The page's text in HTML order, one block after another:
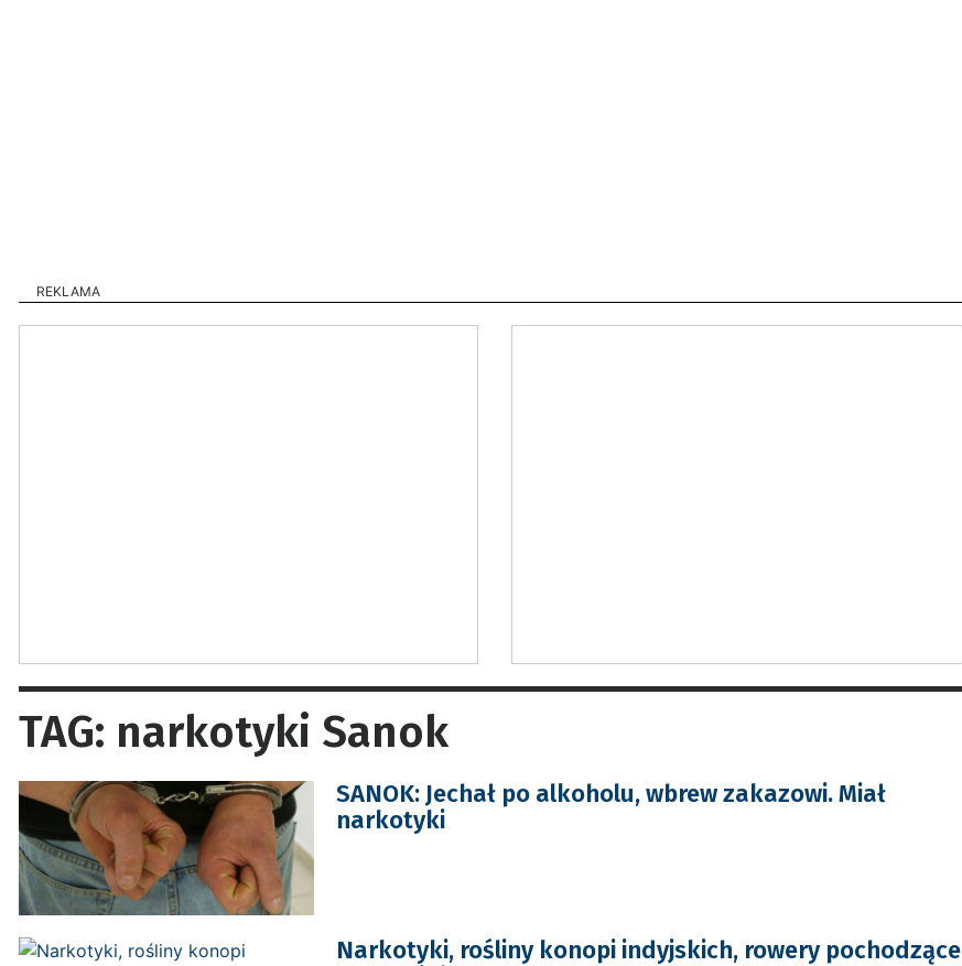
REKLAMA
TAG: narkotyki Sanok
SANOK: Jechał po alkoholu, wbrew zakazowi. Miał
narkotyki
Narkotyki, rośliny konopi indyjskich, rowery pochodzące